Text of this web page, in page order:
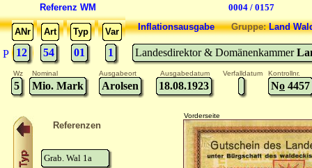
Referenz WM 0004 / 0157
ANr Art Typ Var
P 12 54 01 1
InflationsausgabeGruppe:Land
Landesdirektor & Domänenkammer
Wz Nominal Ausgabeort Ausgabedatum Verfalldatum Kontrollnr.
5 Mio. Mark Arolsen 18.08.1923 No 4457
Referenzen
Grab. Wal 1a
Vorderseite